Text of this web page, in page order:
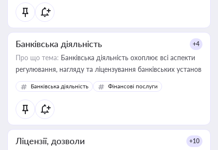
Банківська діяльність +4
Про що тема: Банківська діяльність охоплює всі аспекти
регулювання, нагляду та ліцензування банківських установ
Банківська діяльність Фінансові послуги
Ліцензії, дозволи +10